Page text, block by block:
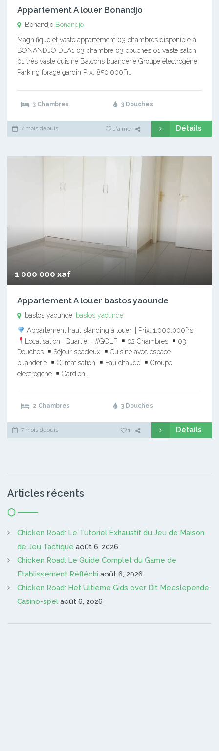
Appartement A louer Bonandjo
Bonandjo Bonandjo
Magnifique et vaste appartement 03 chambres disponible à
BONANDJO DLA1 03 chambre 03 douches 01 vaste salon
01 très vaste cuisine Balcons buanderie Groupe électrogène
Parking forage gardin Prx: 850.000Fr…
3 Chambres 3 Douches
7 mois depuis J'aime Détails
1 000 000 xaf
Appartement A louer bastos yaounde
bastos yaounde, bastos yaounde
Appartement haut standing à louer || Prix: 1.000.000frs
Localisation | Quartier : #GOLF
02 Chambres
03
Douches
Séjour spacieux
Cuisine avec espace
buanderie
Climatisation Eau chaude
Groupe
électrogène
Gardien…
2 Chambres 3 Douches
7 mois depuis 1 Détails
Articles récents
Chicken Road: Le Tutoriel Exhaustif du Jeu de Maison
de Jeu Tactique août 6, 2026
Chicken Road: Le Guide Complet du Game de
Établissement Réfléchi août 6, 2026
Chicken Road: Het Ultieme Gids over Dit Meeslepende
Casino-spel août 6, 2026